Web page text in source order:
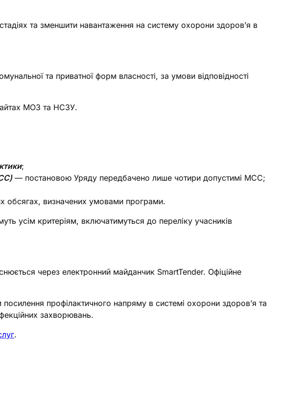
та зменшити навантаження на систему охорони здоров’я в
та приватної форм власності, за умови відповідності
МОЗ та НСЗУ.
;
— постановою Уряду передбачено лише чотири допустимі МСС;
обсягах, визначених умовами програми.
усім критеріям, включатимуться до переліку учасників
через електронний майданчик SmartTender. Офіційне
профілактичного напряму в системі охорони здоров’я та
захворювань.
.